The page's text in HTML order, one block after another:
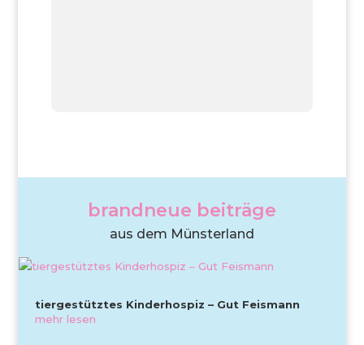
brandneue beiträge
aus dem Münsterland
tiergestütztes Kinderhospiz – Gut Feismann
mehr lesen